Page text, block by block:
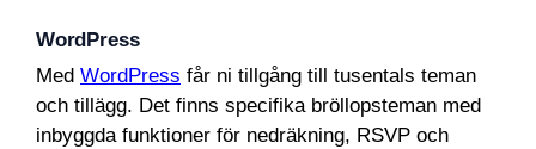
WordPress
Med WordPress får ni tillgång till tusentals teman
och tillägg. Det finns specifika bröllopsteman med
inbyggda funktioner för nedräkning, RSVP och